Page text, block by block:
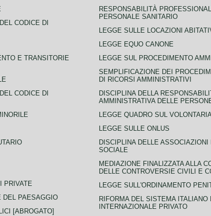
CODICE DI
E TRANSITORIE
CODICE DI
PRIVATE
DEL PAESAGGIO
[ABROGATO]
RESPONSABILITÀ
PERSONALE SANITARIO
LEGGE SULLE LOCAZIONI
LEGGE EQUO CANONE
LEGGE SUL PROCEDIMENTO
SEMPLIFICAZIONE DEI
DI RICORSI AMMINISTRATIVI
DISCIPLINA DELLA
AMMINISTRATIVA DELLE
LEGGE QUADRO SUL
LEGGE SULLE ONLUS
DISCIPLINA DELLE
SOCIALE
MEDIAZIONE FINALIZZATA ALLA
DELLE CONTROVERSIE CIVILI E
LEGGE SULL'ORDINAMENTO
RIFORMA DEL SISTEMA ITALIANO
INTERNAZIONALE PRIVATO